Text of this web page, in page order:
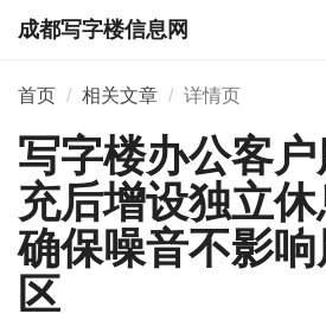
成都写字楼信息网
首页 相关文章 详情页
写字楼办公客
充后增设独立
确保噪音不影
区